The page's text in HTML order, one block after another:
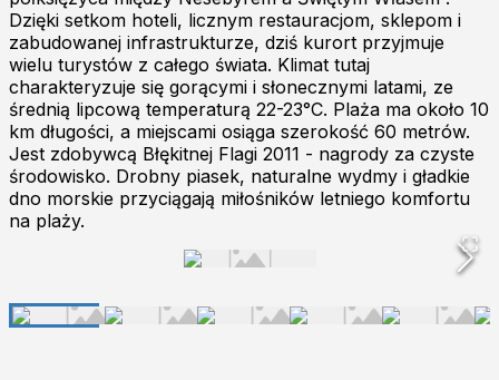
Dzięki setkom hoteli, licznym restauracjom, sklepom i
zabudowanej infrastrukturze, dziś kurort przyjmuje
wielu turystów z całego świata. Klimat tutaj
charakteryzuje się gorącymi i słonecznymi latami, ze
średnią lipcową temperaturą 22-23°C. Plaża ma około 10
km długości, a miejscami osiąga szerokość 60 metrów.
Jest zdobywcą Błękitnej Flagi 2011 - nagrody za czyste
środowisko. Drobny piasek, naturalne wydmy i gładkie
dno morskie przyciągają miłośników letniego komfortu
na plaży.